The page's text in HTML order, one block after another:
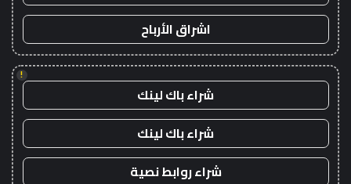
اشراق الأرباح
!
شراء باك لينك
شراء باك لينك
شراء روابط نصية